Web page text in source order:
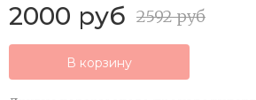
2000 руб 2592 руб
В корзину